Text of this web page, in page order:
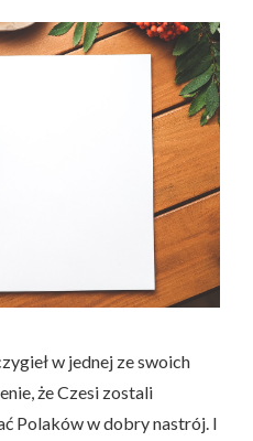
w jednej ze swoich
że Czesi zostali
Polaków w dobry nastrój. I